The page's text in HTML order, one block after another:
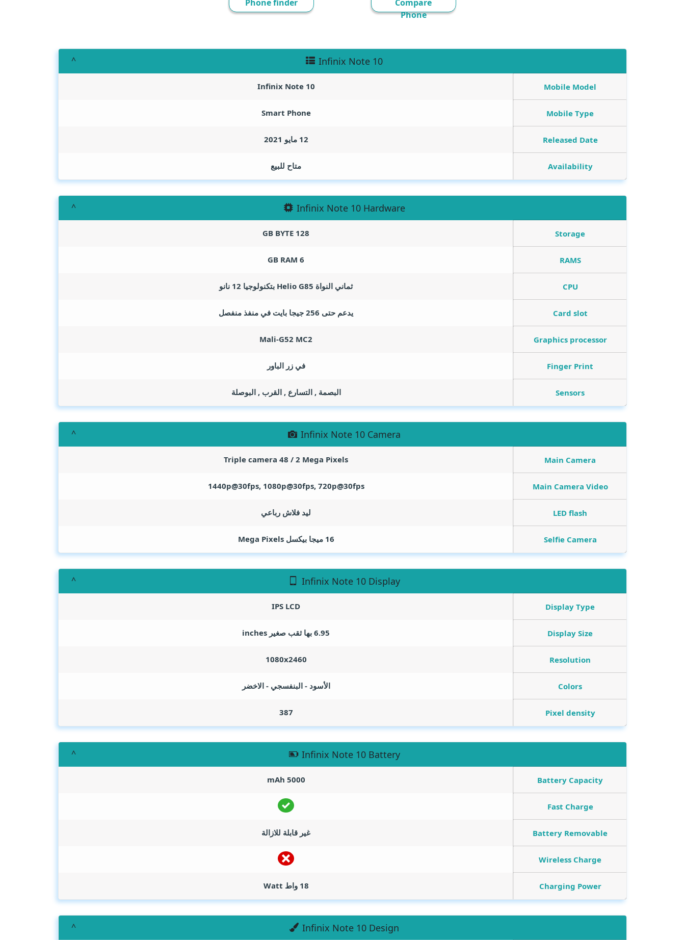
Compare
Phone
Phone finder
Infinix Note 10
Mobile Model
Infinix Note 10
Mobile Type
Smart Phone
Released Date 12 مايو 2021
Availability متاح للبيع
Infinix Note 10 Hardware
Storage
128
GB BYTE
RAMS
6
GB RAM
CPU ثماني النواة Helio G85 بتكنولوجيا 12 نانو
Card slot يدعم حتى 256 جيجا بايت في منفذ منفصل
Graphics processor
Mali-G52 MC2
Finger Print في زر الباور
Sensors البصمة , التسارع , القرب , البوصلة
Infinix Note 10 Camera
Main Camera
Triple camera 48 / 2 Mega Pixels
Main Camera Video
1440p@30fps, 1080p@30fps, 720p@30fps
LED flash ليد فلاش رباعي
Selfie Camera 16 ميجا بيكسل Mega Pixels
Infinix Note 10 Display
Display Type
IPS LCD
Display Size 6.95 بها ثقب صغير inches
Resolution
1080x2460
Colors الأسود - البنفسجي - الاخضر
Pixel density
387
Infinix Note 10 Battery
Battery Capacity
5000
mAh
Fast Charge
Battery Removable غير قابلة للازالة
Wireless Charge
Charging Power 18 واط Watt
Infinix Note 10 Design